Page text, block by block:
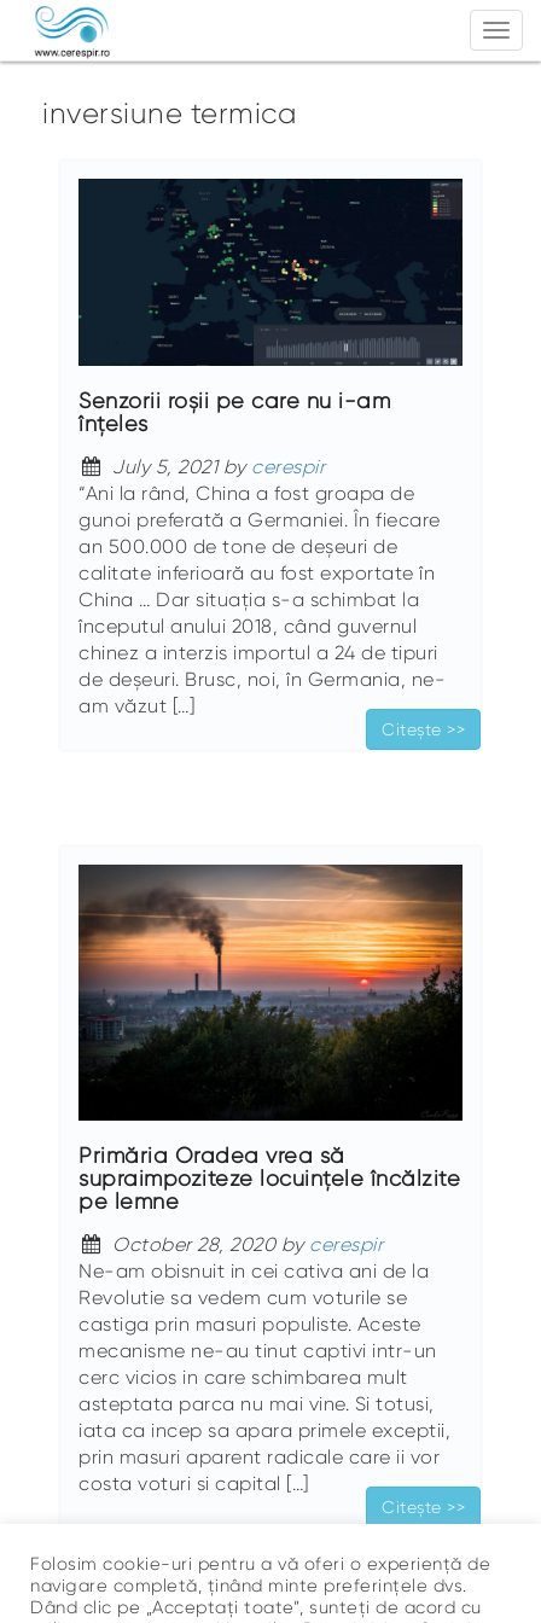
inversiune termica
Senzorii roșii pe care nu i-am
înțeles
July 5, 2021 by cerespir
“Ani la rând, China a fost groapa de
gunoi preferată a Germaniei. În fiecare
an 500.000 de tone de deșeuri de
calitate inferioară au fost exportate în
China … Dar situația s-a schimbat la
începutul anului 2018, când guvernul
chinez a interzis importul a 24 de tipuri
de deșeuri. Brusc, noi, în Germania, ne-
am văzut […]
Citește >>
Primăria Oradea vrea să
supraimpoziteze locuinţele încălzite
pe lemne
October 28, 2020 by cerespir
Ne-am obisnuit in cei cativa ani de la
Revolutie sa vedem cum voturile se
castiga prin masuri populiste. Aceste
mecanisme ne-au tinut captivi intr-un
cerc vicios in care schimbarea mult
asteptata parca nu mai vine. Si totusi,
iata ca incep sa apara primele exceptii,
prin masuri aparent radicale care ii vor
costa voturi si capital […]
Citește >>
Folosim cookie-uri pentru a vă oferi o experiență de
navigare completă, ținând minte preferințele dvs.
Dând clic pe „Acceptați toate”, sunteți de acord cu